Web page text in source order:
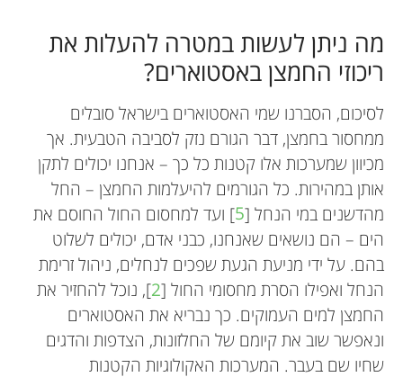
מה ניתן לעשות במטרה להעלות את
ריכוזי החמצן באסטוארים?
לסיכום, הסברנו שמי האסטוארים בישראל סובלים
ממחסור בחמצן, דבר הגורם נזק לסביבה הטבעית. אך
מכיוון שמערכות אלו קטנות כל כך – אנחנו יכולים לתקן
אותן במהירות. כל הגורמים להיעלמות החמצן – החל
מהדשנים במי הנחל [5] ועד למחסום החול החוסם את
הים – הם נושאים שאנחנו, כבני אדם, יכולים לשלוט
בהם. על ידי מניעת הגעת שפכים לנחלים, ניהול זרימת
הנחל ואפילו הסרת מחסומי החול [2], נוכל להחזיר את
החמצן למים העמוקים. כך נבריא את האסטוארים
ונאפשר שוב את קיומם של החלזונות, הצדפות והדגים
שחיו שם בעבר. המערכות האקולוגיות הקטנות